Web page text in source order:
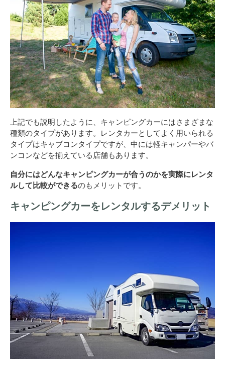
上記でも説明したように、キャンピングカーにはさまざまな
種類のタイプがあります。レンタカーとしてよく用いられる
タイプはキャブコンタイプですが、中には軽キャンパーやバ
ンコンなどを揃えている店舗もあります。
自分にはどんなキャンピングカーが合うのかを実際にレンタ
ルして比較ができるのもメリットです。
キャンピングカーをレンタルするデメリット